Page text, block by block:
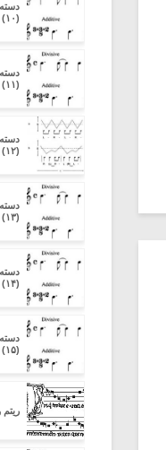
(۱۰)
(۱۱)
(۱۲)
(۱۳)
(۱۴)
(۱۵)
ریتم